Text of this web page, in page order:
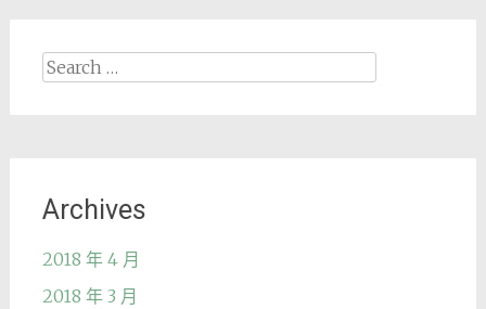
Search
Archives
2018 年 4 月
2018 年 3 月